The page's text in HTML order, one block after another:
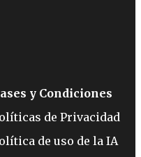
y Condiciones
de Privacidad
de uso de la IA